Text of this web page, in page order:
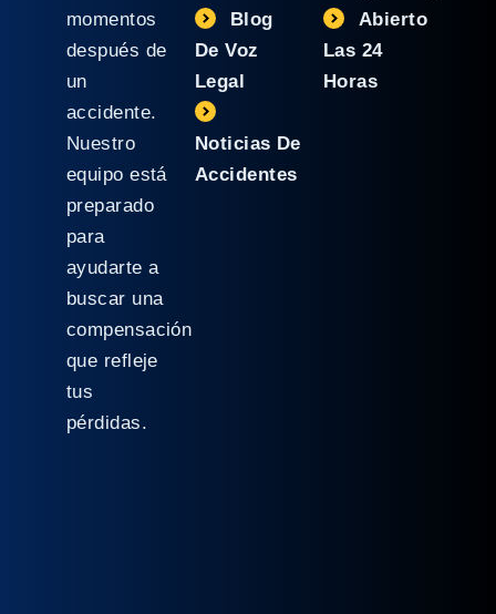
momentos
después de
un
accidente.
Nuestro
equipo está
preparado
para
ayudarte a
buscar una
compensación
que refleje
tus
pérdidas.
Blog
De Voz
Legal
Noticias De
Accidentes
Abierto
Las 24
Horas